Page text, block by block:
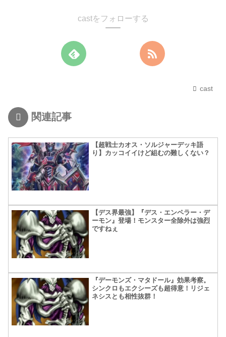
castをフォローする
cast
関連記事
【超戦士カオス・ソルジャーデッキ語
り】カッコイイけど組むの難しくない？
【デス界最強】『デス・エンペラー・デ
ーモン』登場！モンスター全除外は強烈
ですねぇ
『デーモンズ・マタドール』効果考察。
シンクロもエクシーズも超得意！リジェ
ネシスとも相性抜群！